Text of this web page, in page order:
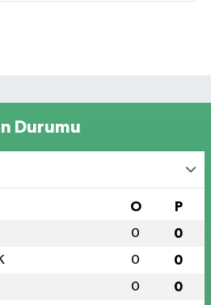
Durumu
O P
0 0
0 0
0 0